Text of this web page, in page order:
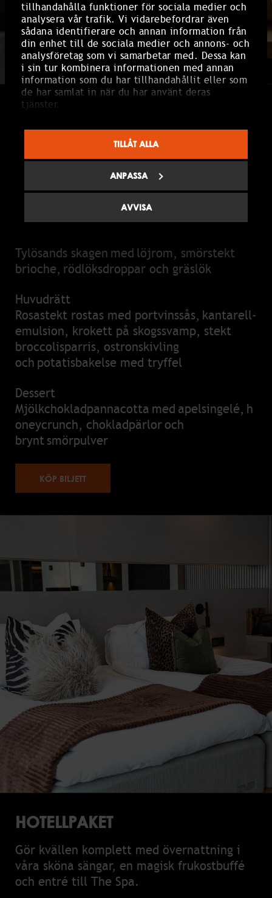
tillhandahålla funktioner för sociala medier och
analysera vår trafik. Vi vidarebefordrar även
sådana identifierare och annan information från
din enhet till de sociala medier och annons- och
analysföretag som vi samarbetar med. Dessa kan
i sin tur kombinera informationen med annan
information som du har tillhandahållit eller som
de har samlat in när du har använt deras
tjänster.
TILLÅT ALLA
ANPASSA
AVVISA
MIDDAG & SHOW
Kvällen börjar med en specialkomponerad
trerättersmeny som sätter tonen för en
upplevelse utöver det vanliga.
Tylösands skagen med löjrom, smörstekt
brioche, rödlöksdroppar och gräslök
Huvudrätt
Rosastekt rostas med portvinssås, kantarell-
emulsion, krokett på skogssvamp, stekt
broccolisparris, ostronskivling
och potatisbakelse med tryffel
Dessert
Mjölkchokladpannacotta med apelsingelé, h
oneycrunch, chokladpärlor och
brynt smörpulver
KÖP BILJETT
HOTELLPAKET
Gör kvällen komplett med övernattning i
våra sköna sängar, en magisk frukostbuffé
och entré till The Spa.